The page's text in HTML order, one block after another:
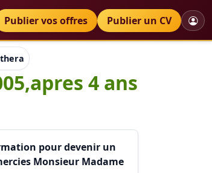
Petites annonces
Publier vos offres Publier un CV
diplomé en juin 2005,apres 4 ans
4 ans
pour devenir un
Monsieur Madame